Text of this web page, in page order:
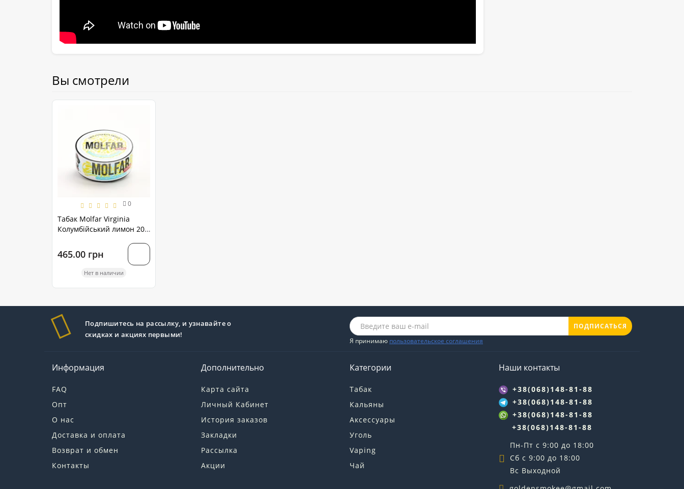
Вы смотрели
0
Табак Molfar Virginia
Колумбійський лимон 200
465.00 грн
Нет в наличии
Подпишитесь на рассылку, и узнавайте о
скидках и акциях первыми!
ПОДПИСАТЬСЯ
Я принимаю пользовательское соглашения
Информация
FAQ
Опт
О нас
Доставка и оплата
Возврат и обмен
Контакты
Дополнительно
Карта сайта
Личный Кабинет
История заказов
Закладки
Рассылка
Акции
Категории
Табак
Кальяны
Аксессуары
Уголь
Vaping
Чай
Наши контакты
+38(068)148-81-88
+38(068)148-81-88
+38(068)148-81-88
+38(068)148-81-88
Пн-Пт с 9:00 до 18:00
Сб с 9:00 до 18:00
Вс Выходной